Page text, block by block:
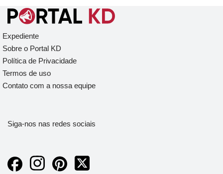
Expediente
Sobre o Portal KD
Política de Privacidade
Termos de uso
Contato com a nossa equipe
Siga-nos nas redes sociais